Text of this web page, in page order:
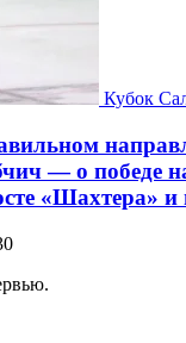
Кубок
— о победе
«Шахтера» и